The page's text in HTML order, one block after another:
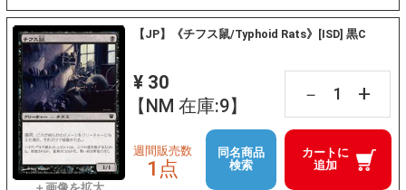
【JP】《チフス鼠/Typhoid Rats》[ISD] 黒C
¥ 30
【NM 在庫:9】
－ +
カートに
追加
週間販売数
1点
同名商品
検索